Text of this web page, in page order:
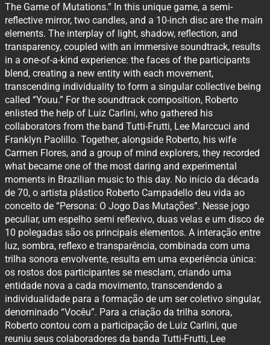
The Game of Mutations.” In this unique game, a semi-
reflective mirror, two candles, and a 10-inch disc are the main
elements. The interplay of light, shadow, reflection, and
transparency, coupled with an immersive soundtrack, results
in a one-of-a-kind experience: the faces of the participants
blend, creating a new entity with each movement,
transcending individuality to form a singular collective being
called “Youu.” For the soundtrack composition, Roberto
enlisted the help of Luiz Carlini, who gathered his
collaborators from the band Tutti-Frutti, Lee Marccuci and
Franklyn Paolillo. Together, alongside Roberto, his wife
Carmen Flores, and a group of mind explorers, they recorded
what became one of the most daring and experimental
moments in Brazilian music to this day. No início da década
de 70, o artista plástico Roberto Campadello deu vida ao
conceito de “Persona: O Jogo Das Mutações”. Nesse jogo
peculiar, um espelho semi reflexivo, duas velas e um disco de
10 polegadas são os principais elementos. A interação entre
luz, sombra, reflexo e transparência, combinada com uma
trilha sonora envolvente, resulta em uma experiência única:
os rostos dos participantes se mesclam, criando uma
entidade nova a cada movimento, transcendendo a
individualidade para a formação de um ser coletivo singular,
denominado “Vocêu”. Para a criação da trilha sonora,
Roberto contou com a participação de Luiz Carlini, que
reuniu seus colaboradores da banda Tutti-Frutti, Lee